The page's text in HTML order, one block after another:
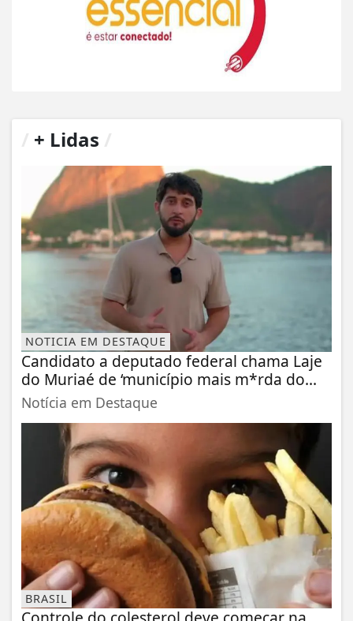
+ Lidas
NOTICIA EM DESTAQUE
Candidato a deputado federal chama Laje
do Muriaé de ‘município mais m*rda do...
Notícia em Destaque
BRASIL